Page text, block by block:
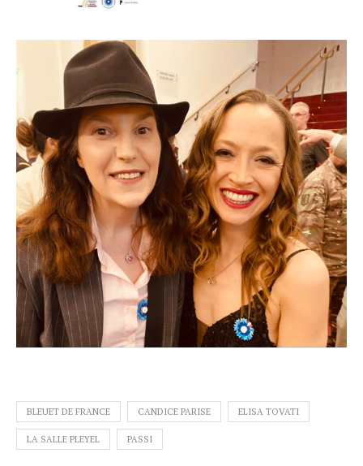
BLEUET DE FRANCE CANDICE PARISE ELISA TOVATI
LA SALLE PLEYEL PASSI